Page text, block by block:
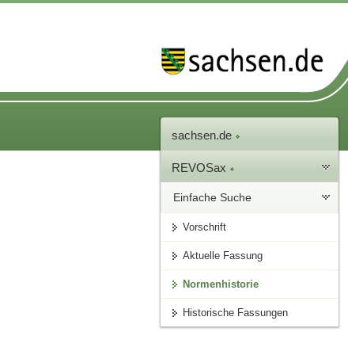
sachsen.de
REVOSax
Einfache Suche
Vorschrift
Aktuelle Fassung
Normenhistorie
Historische Fassungen